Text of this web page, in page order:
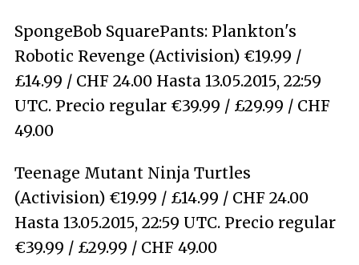
SpongeBob SquarePants: Plankton's
Robotic Revenge (Activision) €19.99 /
£14.99 / CHF 24.00 Hasta 13.05.2015, 22:59
UTC. Precio regular €39.99 / £29.99 / CHF
49.00
Teenage Mutant Ninja Turtles
(Activision) €19.99 / £14.99 / CHF 24.00
Hasta 13.05.2015, 22:59 UTC. Precio regular
€39.99 / £29.99 / CHF 49.00